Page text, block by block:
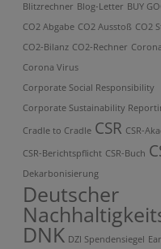
Blitzrechner Blog-Letter BUY
CO2 Abgabe CO2 Ausstoß CO2
CO2-Bilanz CO2-Rechner Corona
Corona Virus
Corporate Social Responsibility
Corporate Sustainability
Cradle to Cradle CSR CSR-
CSR-Berichtspflicht CSR-Buch
Dekarbonisierung
Deutscher
DNK DZI Spendensiegel